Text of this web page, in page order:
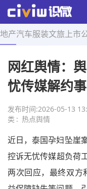
地产汽车服装文旅 上市
首页 > 热点舆情 > 正文
网红舆情：
忧传媒解约
发布时间:2026-05-13
类 : 热点舆情
近日，泰国孕妇坠崖
控诉无忧传媒超负荷
两次回应，最终双方